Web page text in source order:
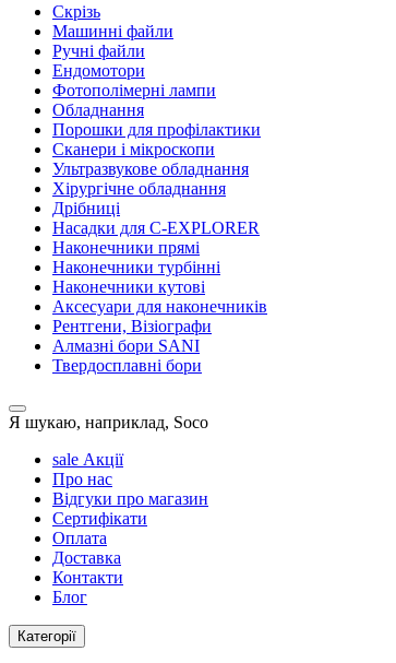
Скрізь
Машинні файли
Ручні файли
Ендомотори
Фотополімерні лампи
Обладнання
Порошки для профілактики
Сканери і мікроскопи
Ультразвукове обладнання
Хірургічне обладнання
Дрібниці
Насадки для C-EXPLORER
Наконечники прямі
Наконечники турбінні
Наконечники кутові
Аксесуари для наконечників
Рентгени, Візіографи
Алмазні бори SANI
Твердосплавні бори
Я шукаю, наприклад, Soco
sale Акції
Про нас
Відгуки про магазин
Сертифікати
Оплата
Доставка
Контакти
Блог
Категорії